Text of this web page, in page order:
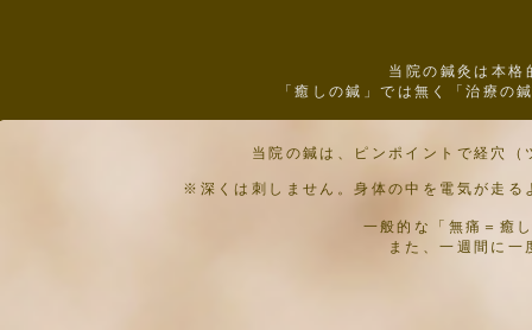
当院の鍼灸は本格
「癒しの鍼」では無く「治療の
当院の鍼は、ピンポイントで経穴
※深くは刺しません。身体の中を電気が走
一般的な「無痛＝癒
また、一週間に